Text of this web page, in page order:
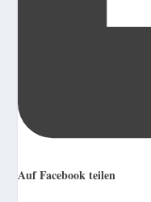
Auf Facebook teilen